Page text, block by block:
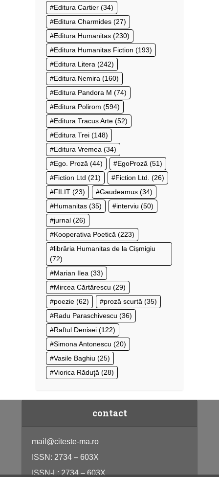
Editura Cartier (34)
Editura Charmides (27)
Editura Humanitas (230)
Editura Humanitas Fiction (193)
Editura Litera (242)
Editura Nemira (160)
Editura Pandora M (74)
Editura Polirom (594)
Editura Tracus Arte (52)
Editura Trei (148)
Editura Vremea (34)
Ego. Proză (44) EgoProză (51)
Fiction Ltd (21) Fiction Ltd. (26)
FILIT (23) Gaudeamus (34)
Humanitas (35) interviu (50)
jurnal (26)
Kooperativa Poetică (223)
librăria Humanitas de la Cișmigiu
(72)
Marian Ilea (33)
Mircea Cărtărescu (29)
poezie (62) proză scurtă (35)
Radu Paraschivescu (36)
Raftul Denisei (122)
Simona Antonescu (20)
Vasile Baghiu (25)
Viorica Răduţă (28)
contact
mail@citeste-ma.ro
ISSN: 2734 – 603X
ISSN-L: 2734 – 603X